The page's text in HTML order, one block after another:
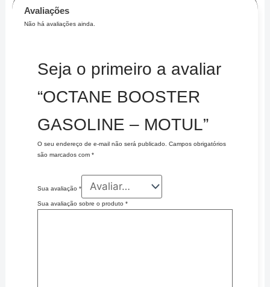
Avaliações
Não há avaliações ainda.
Seja o primeiro a avaliar
“OCTANE BOOSTER
GASOLINE – MOTUL”
O seu endereço de e-mail não será publicado. Campos obrigatórios
são marcados com *
Sua avaliação *
Sua avaliação sobre o produto *